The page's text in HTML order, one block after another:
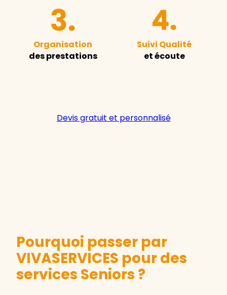
Organisation
des prestations
Suivi Qualité
et écoute
Devis gratuit et personnalisé
Pourquoi passer par
VIVASERVICES pour des
services Seniors ?